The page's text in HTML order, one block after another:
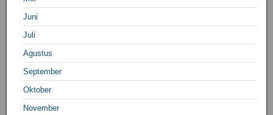
Juni
Juli
Agustus
September
Oktober
November